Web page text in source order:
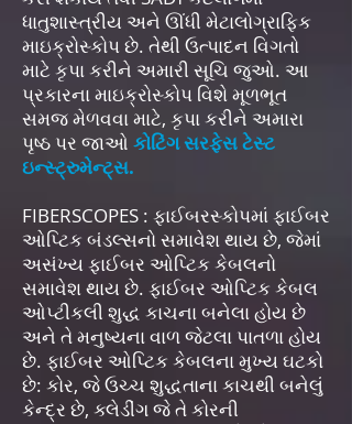
ધાતુશાસ્ત્રીય અને ઊંધી મેટાલોગ્રાફિક
માઇક્રોસ્કોપ છે. તેથી ઉત્પાદન વિગતો
માટે કૃપા કરીને અમારી સૂચિ જુઓ. આ
પ્રકારના માઇક્રોસ્કોપ વિશે મૂળભૂત
સમજ મેળવવા માટે, કૃપા કરીને અમારા
પૃષ્ઠ પર જાઓ કોટિંગ સરફેસ ટેસ્ટ
ઇન્સ્ટ્રુમેન્ટ્સ.
FIBERSCOPES : ફાઈબરસ્કોપમાં ફાઈબર
ઓપ્ટિક બંડલ્સનો સમાવેશ થાય છે, જેમાં
અસંખ્ય ફાઈબર ઓપ્ટિક કેબલનો
સમાવેશ થાય છે. ફાઈબર ઓપ્ટિક કેબલ
ઓપ્ટીકલી શુદ્ધ કાચના બનેલા હોય છે
અને તે મનુષ્યના વાળ જેટલા પાતળા હોય
છે. ફાઈબર ઓપ્ટિક કેબલના મુખ્ય ઘટકો
છે: કોર, જે ઉચ્ચ શુદ્ધતાના કાચથી બનેલું
કેન્દ્ર છે, ક્લેડીંગ જે તે કોરની